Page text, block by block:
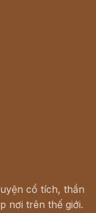
cổ tích, thần
nơi trên thế giới.